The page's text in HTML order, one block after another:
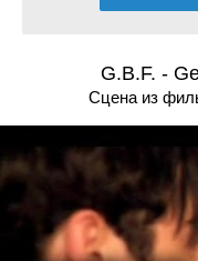
G.B.F. -
Сцена из